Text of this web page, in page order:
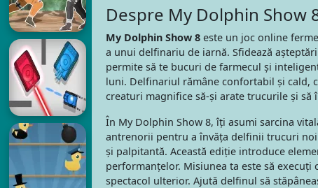
Despre My Dolphin Show
My Dolphin Show 8este un joc online
a unui delfinariu de iarnă. Sfidează
permite să te bucuri de farmecul și
luni. Delfinariul rămâne confortabil și cald,
creaturi magnifice să-și arate trucurile și să
În My Dolphin Show 8, îți asumi sarcina
antrenorii pentru a învăța delfinii trucuri
și palpitantă. Această ediție introduce
performanțelor. Misiunea ta este să
spectacol ulterior. Ajută delfinul să